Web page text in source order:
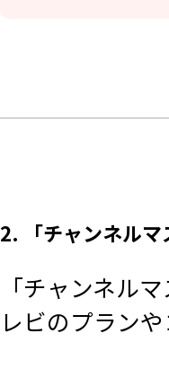
2. 「チャンネル
「チャンネル
レビのプラン